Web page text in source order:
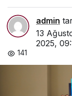
admin
13
2025,
141